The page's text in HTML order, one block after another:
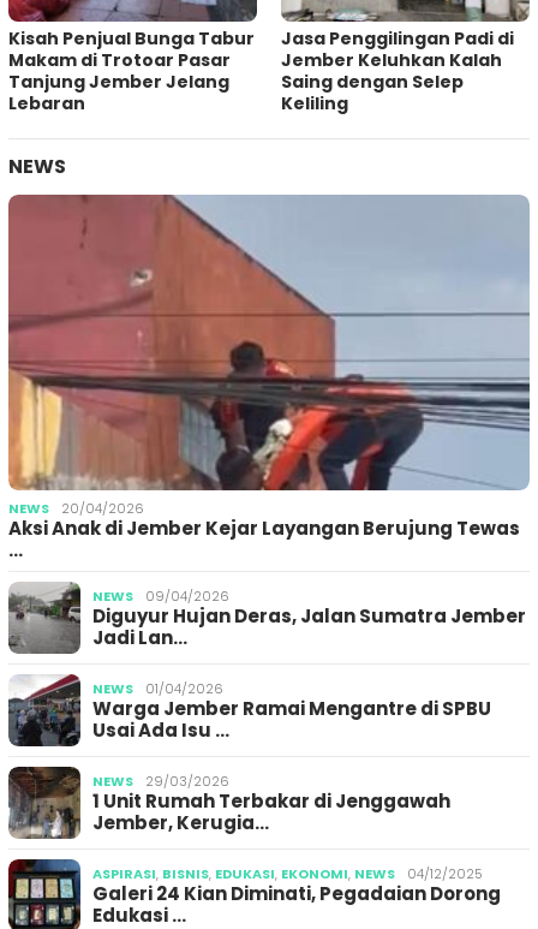
Kisah Penjual Bunga Tabur
Makam di Trotoar Pasar
Tanjung Jember Jelang
Lebaran
Jasa Penggilingan Padi di
Jember Keluhkan Kalah
Saing dengan Selep
Keliling
NEWS
NEWS 20/04/2026
Aksi Anak di Jember Kejar Layangan Berujung Tewas
…
NEWS 09/04/2026
Diguyur Hujan Deras, Jalan Sumatra Jember
Jadi Lan…
NEWS 01/04/2026
Warga Jember Ramai Mengantre di SPBU
Usai Ada Isu …
NEWS 29/03/2026
1 Unit Rumah Terbakar di Jenggawah
Jember, Kerugia…
ASPIRASI, BISNIS, EDUKASI, EKONOMI, NEWS 04/12/2025
Galeri 24 Kian Diminati, Pegadaian Dorong
Edukasi …